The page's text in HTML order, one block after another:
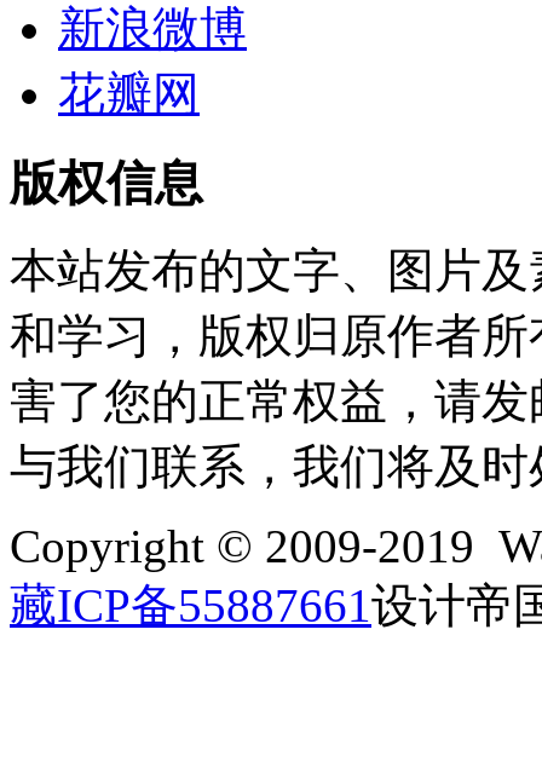
新浪微博
花瓣网
版权信息
本站发布的文字、图片
和学习，版权归原作者
害了您的正常权益，请发
与我们联系，我们将及时
Copyright © 2009-2019
藏ICP备55887661设计帝